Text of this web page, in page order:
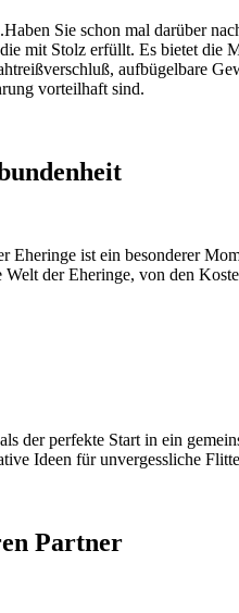
Sie schon mal darüber
mit Stolz erfüllt. Es bietet
aufbügelbare
vorteilhaft sind.
ist ein besonderer
der Eheringe, von den
der perfekte Start in ein
Ideen für unvergessliche
Partner